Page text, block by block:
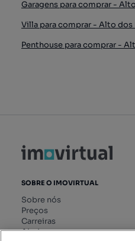
Garagens para comprar -
Villa para comprar - Alto dos
Penthouse para comprar -
SOBRE O IMOVIRTUAL
Sobre nós
Preços
Carreiras
Ajuda